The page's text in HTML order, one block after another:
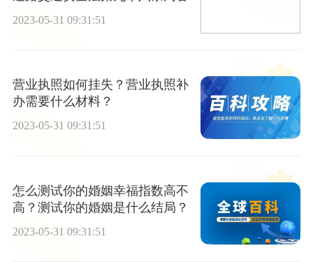
2023-05-31 09:31:51
营业执照如何挂失？营业执照补
办需要什么材料？
2023-05-31 09:31:51
怎么测试你的婚姻幸福指数高不
高？测试你的婚姻是什么结局？
2023-05-31 09:31:51